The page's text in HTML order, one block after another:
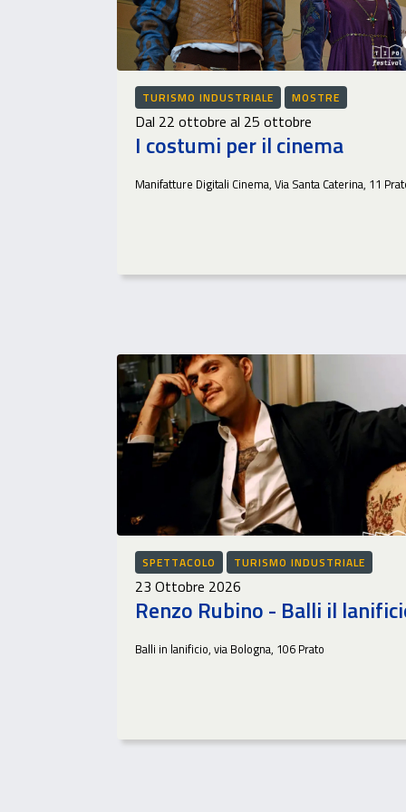
TURISMO INDUSTRIALE MOSTRE
Dal 22 ottobre al 25 ottobre
I costumi per il cinema
Manifatture Digitali Cinema, Via Santa Caterina, 11
SPETTACOLO TURISMO INDUSTRIALE
23 Ottobre 2026
Renzo Rubino - Balli il
Balli in lanificio, via Bologna, 106 Prato